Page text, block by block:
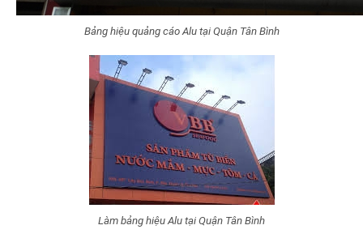
Bảng hiệu quảng cáo Alu tại Quận Tân Bình
Làm bảng hiệu Alu tại Quận Tân Bình